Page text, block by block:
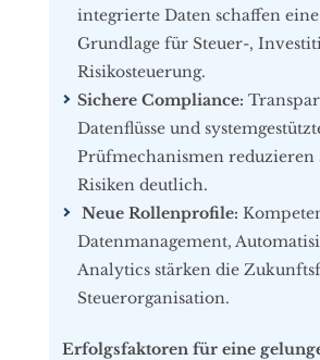
integrierte Daten schaffen
Grundlage für Steuer-,
Risikosteuerung.
Sichere Compliance:
Datenflüsse und
Prüfmechanismen reduzieren
Risiken deutlich.
Neue Rollenprofile:
Datenmanagement,
Analytics stärken die
Steuerorganisation.
Erfolgsfaktoren für eine